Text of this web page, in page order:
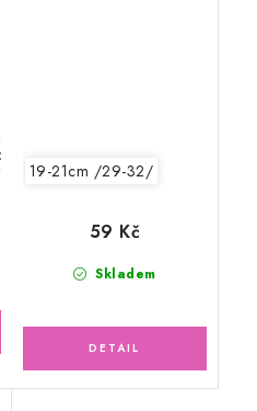
/24-27/
19-21cm /29-32/
Skladem
59 Kč